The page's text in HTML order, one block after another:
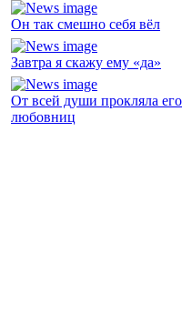
Он так смешно себя вёл
Завтра я скажу ему «да»
От всей души прокляла его
любовниц